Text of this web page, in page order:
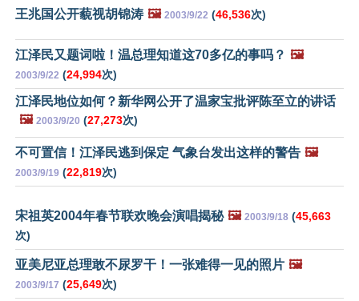
王兆国公开藐视胡锦涛 🖼️ 2003/9/22 (46,536次)
江泽民又题词啦！温总理知道这70多亿的事吗？ 🖼️
2003/9/22 (24,994次)
江泽民地位如何？新华网公开了温家宝批评陈至立的讲话
🖼️ 2003/9/20 (27,273次)
不可置信！江泽民逃到保定 气象台发出这样的警告 🖼️
2003/9/19 (22,819次)
宋祖英2004年春节联欢晚会演唱揭秘 🖼️ 2003/9/18 (45,663
次)
亚美尼亚总理敢不尿罗干！一张难得一见的照片 🖼️
2003/9/17 (25,649次)